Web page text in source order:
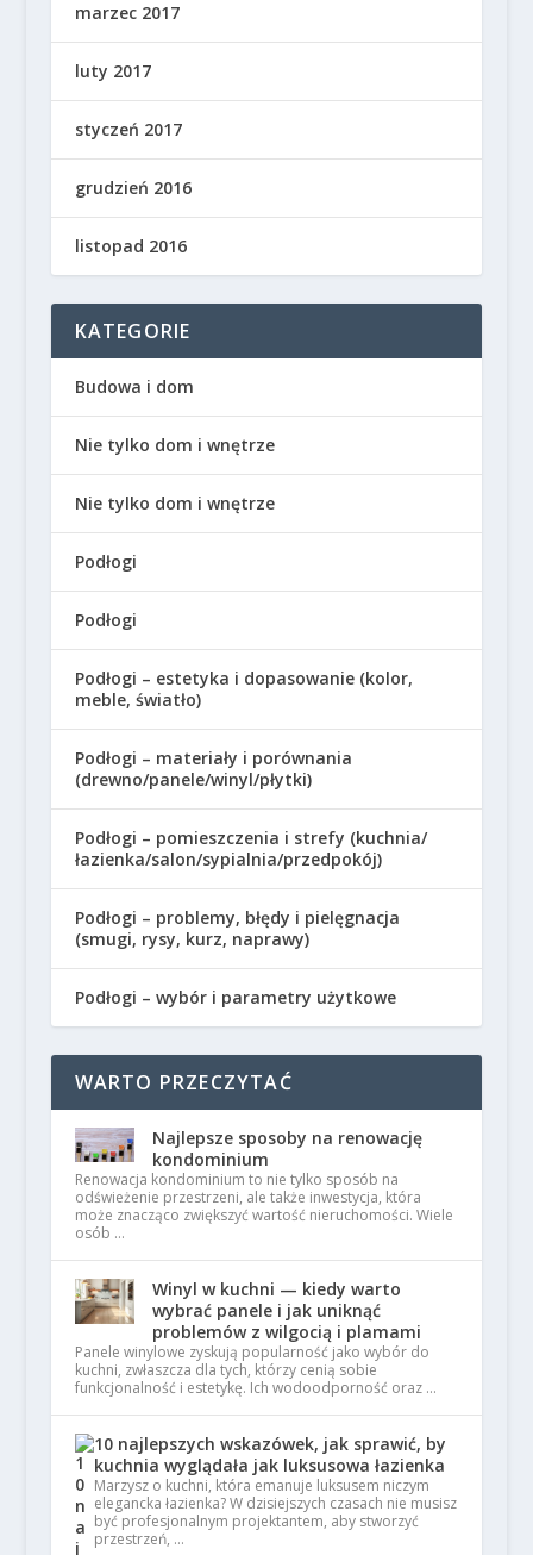
marzec 2017
luty 2017
styczeń 2017
grudzień 2016
listopad 2016
KATEGORIE
Budowa i dom
Nie tylko dom i wnętrze
Nie tylko dom i wnętrze
Podłogi
Podłogi
Podłogi – estetyka i dopasowanie (kolor,
meble, światło)
Podłogi – materiały i porównania
(drewno/panele/winyl/płytki)
Podłogi – pomieszczenia i strefy (kuchnia/
łazienka/salon/sypialnia/przedpokój)
Podłogi – problemy, błędy i pielęgnacja
(smugi, rysy, kurz, naprawy)
Podłogi – wybór i parametry użytkowe
WARTO PRZECZYTAĆ
Najlepsze sposoby na renowację
kondominium
Renowacja kondominium to nie tylko sposób na
odświeżenie przestrzeni, ale także inwestycja, która
może znacząco zwiększyć wartość nieruchomości. Wiele
osób …
Winyl w kuchni — kiedy warto
wybrać panele i jak uniknąć
problemów z wilgocią i plamami
Panele winylowe zyskują popularność jako wybór do
kuchni, zwłaszcza dla tych, którzy cenią sobie
funkcjonalność i estetykę. Ich wodoodporność oraz …
10 najlepszych wskazówek, jak sprawić, by
kuchnia wyglądała jak luksusowa łazienka
Marzysz o kuchni, która emanuje luksusem niczym
elegancka łazienka? W dzisiejszych czasach nie musisz
być profesjonalnym projektantem, aby stworzyć
przestrzeń, …